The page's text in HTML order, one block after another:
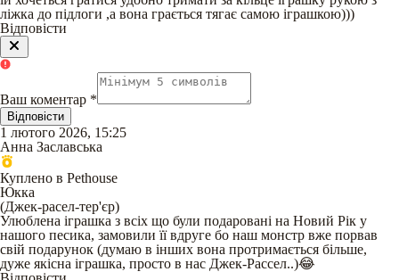
ліжка до підлоги ,а вона грається тягає самою іграшкою)))
Відповісти
Ваш коментар *
Відповісти
1 лютого 2026, 15:25
Анна Заславська
Куплено в Pethouse
Юкка
(Джек-расел-тер'єр)
Улюблена іграшка з всіх що були подаровані на Новий Рік у
нашого песика, замовили її вдруге бо наш монстр вже порвав
свій подарунок (думаю в інших вона протримається більше,
дуже якісна іграшка, просто в нас Джек-Рассел..)😂